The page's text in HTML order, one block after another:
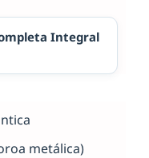
Integral
metálica)